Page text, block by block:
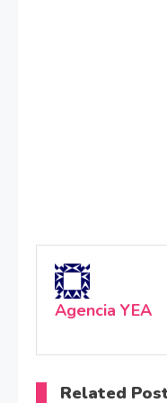
Agencia YEA
Related